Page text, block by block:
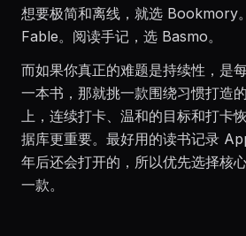
想要极简和离线，就选 Bookmory
Fable。阅读手记，选 Basmo。
而如果你真正的难题是持续性，是
一本书，那就挑一款围绕习惯打造
上，连续打卡、温和的目标和打卡
据库更重要。最好用的读书记录
年后还会打开的，所以优先选择核
一款。